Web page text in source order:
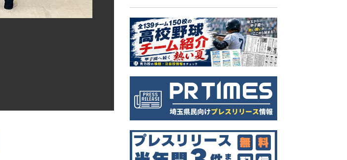
万平公園に並ぶ協賛のぼりと椎名さん。後ろは旧熊谷桜堤＝熊谷市万平